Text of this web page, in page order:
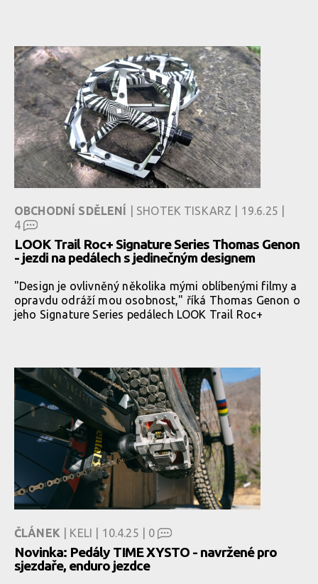
OBCHODNÍ SDĚLENÍ | SHOTEK TISKARZ | 19.6.25 |
4
LOOK Trail Roc+ Signature Series Thomas Genon
- jezdi na pedálech s jedinečným designem
"Design je ovlivněný několika mými oblíbenými filmy a
opravdu odráží mou osobnost," říká Thomas Genon o
jeho Signature Series pedálech LOOK Trail Roc+
ČLÁNEK | KELI | 10.4.25 | 0
Novinka: Pedály TIME XYSTO - navržené pro
sjezdaře, enduro jezdce